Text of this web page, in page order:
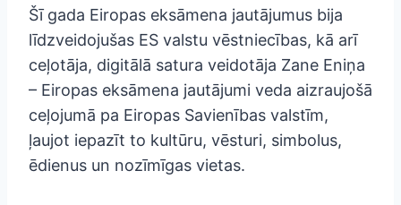
Šī gada Eiropas eksāmena jautājumus bija
līdzveidojušas ES valstu vēstniecības, kā arī
ceļotāja, digitālā satura veidotāja Zane Eniņa
– Eiropas eksāmena jautājumi veda aizraujošā
ceļojumā pa Eiropas Savienības valstīm,
ļaujot iepazīt to kultūru, vēsturi, simbolus,
ēdienus un nozīmīgas vietas.